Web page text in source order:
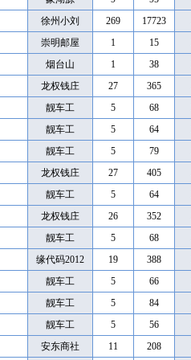
徐州小刘
269 17723
崇明邮屋
1 15
烟台山
1 38
龙权钱庄
27 365
靓车工
5 68
靓车工
5 64
靓车工
5 79
龙权钱庄
27 405
靓车工
5 64
龙权钱庄
26 352
靓车工
5 68
缘代码2012
19 388
靓车工
5 66
靓车工
5 84
靓车工
5 56
安东商社
11 208